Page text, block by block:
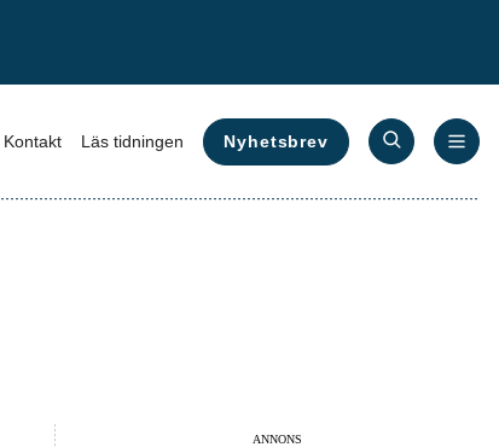
Kontakt Läs tidningen Nyhetsbrev
ANNONS